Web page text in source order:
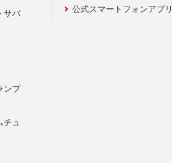
サバ
ンプ
ュ
公式スマートフォンアプリ